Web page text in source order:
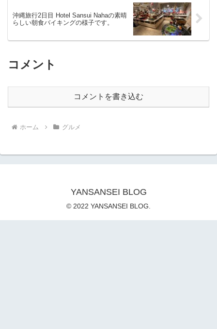
沖縄旅行2日目 Hotel Sansui Nahaの素晴
らしい朝食バイキングの様子です。
コメント
コメントを書き込む
ホーム グルメ
YANSANSEI BLOG
© 2022 YANSANSEI BLOG.